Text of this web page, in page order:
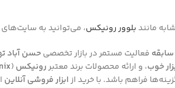
بلوور رونیکس، می‌توانید به سایت‌های
فعالیت مستمر در بازار تخصصیحسن آباد
خوب، و ارائه محصولات برند معتبررونیکس (
فراهم باشد. با خرید ازابزار فروشی آنلاین